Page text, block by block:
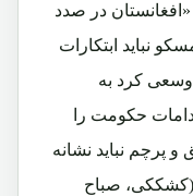
در صدد
نباید ابتکارات
اوسعی کرد به
حکومت را
پرچم نباید نشانه
(کشککی، صباح